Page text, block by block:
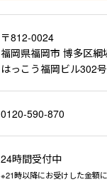
〒812-0024
福岡県福岡市 博多区綱
はっこう福岡ビル302
0120-590-870
24時間受付中
※21時以降にお受けした金額